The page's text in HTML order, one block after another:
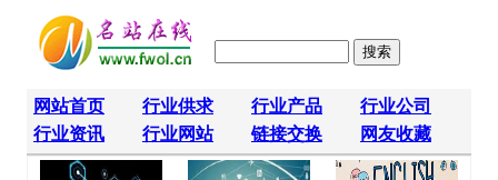
网站首页 行业供求 行业产品
行业公司
行业资讯
行业网站 链接交换 网友收藏